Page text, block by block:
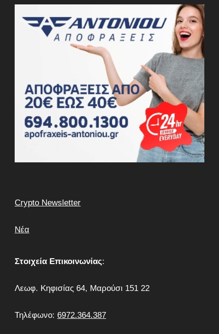
Crypto Newsletter
Νέα
Στοιχεία Επικοινωνίας:
Λεωφ. Κηφισίας 64, Μαρούσι 151 22
Τηλέφωνο: 6972.364.387